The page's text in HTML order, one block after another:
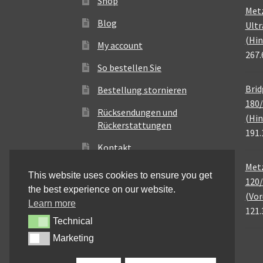
Blog
My account
So bestellen Sie
Bestellung stornieren
Rücksendungen und
Rückerstattungen
Kontakt
This website uses cookies to ensure you get
the best experience on our website.
Learn more
TechnicalTechnical
MarketingMarketing